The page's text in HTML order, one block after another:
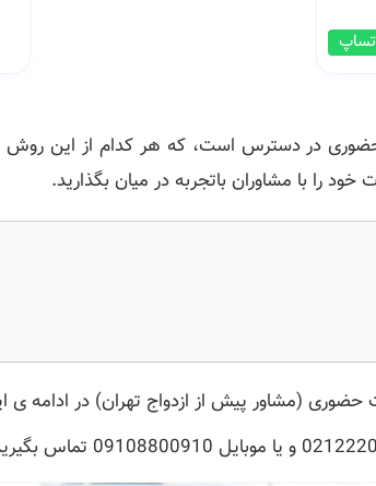
در دسترس است، که هر کدام از این روش
را با مشاوران باتجربه در میان بگذارید.
(مشاور پیش از ازدواج تهران) در ادامه ی